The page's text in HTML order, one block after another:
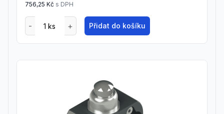
756,25 Kč s DPH
Přidat do košíku